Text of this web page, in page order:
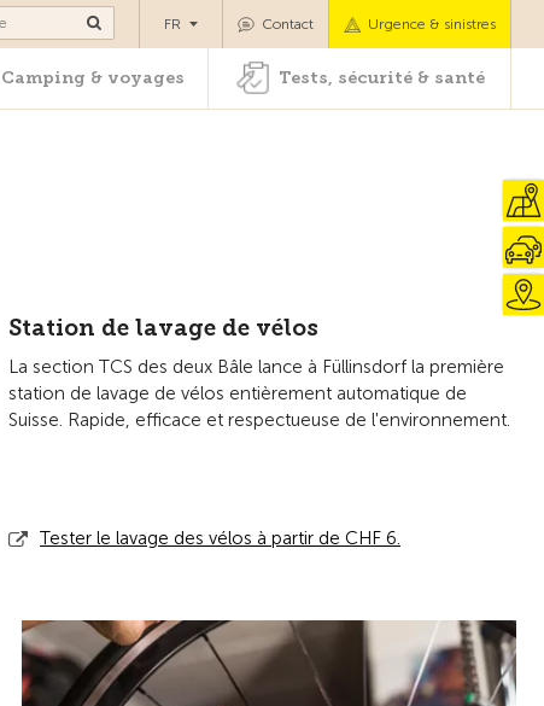
Camping & voyages Tests, sécurité & santé
Contact Urgence & sinistres
FR
Camping & voyages Tests, sécurité & santé
Station de lavage de vélos
La section TCS des deux Bâle lance à Füllinsdorf la première
station de lavage de vélos entièrement automatique de
Suisse. Rapide, efficace et respectueuse de l'environnement.
Tester le lavage des vélos à partir de CHF 6.